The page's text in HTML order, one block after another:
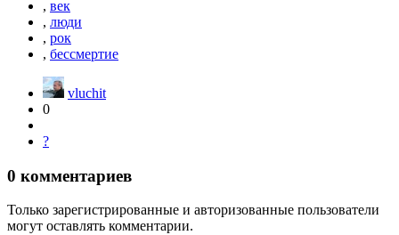
, век
, люди
, рок
, бессмертие
vluchit
0
?
0 комментариев
Только зарегистрированные и авторизованные пользователи
могут оставлять комментарии.